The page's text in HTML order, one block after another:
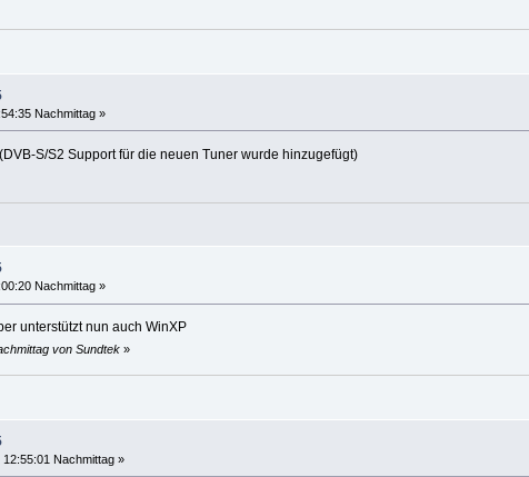
Nachmittag »
S/S2 Support für die neuen Tuner wurde hinzugefügt)
Nachmittag »
unterstützt nun auch WinXP
von Sundtek»
Nachmittag »